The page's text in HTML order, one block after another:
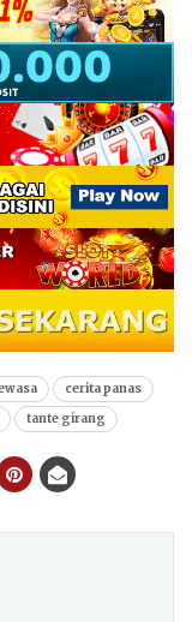
cerita panas
tante girang